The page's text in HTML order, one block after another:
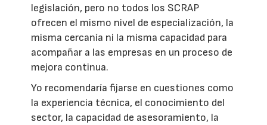
legislación, pero no todos los SCRAP
ofrecen el mismo nivel de especialización, la
misma cercanía ni la misma capacidad para
acompañar a las empresas en un proceso de
mejora continua.
Yo recomendaría fijarse en cuestiones como
la experiencia técnica, el conocimiento del
sector, la capacidad de asesoramiento, la